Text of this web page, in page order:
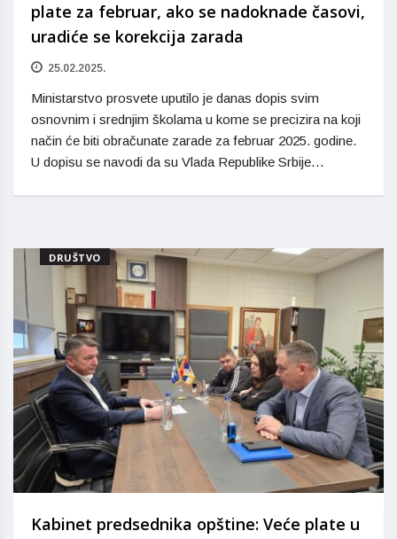
plate za februar, ako se nadoknade časovi,
uradiće se korekcija zarada
25.02.2025.
Ministarstvo prosvete uputilo je danas dopis svim
osnovnim i srednjim školama u kome se precizira na koji
način će biti obračunate zarade za februar 2025. godine.
U dopisu se navodi da su Vlada Republike Srbije…
DRUŠTVO
Kabinet predsednika opštine: Veće plate u